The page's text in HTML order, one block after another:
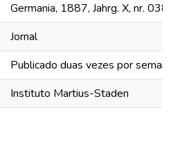
Germania, 1887, Jahrg. X, nr. 038
Jornal
Publicado duas vezes por
Instituto Martius-Staden